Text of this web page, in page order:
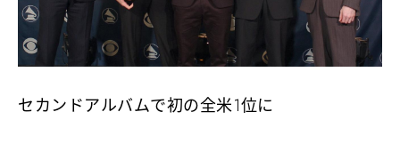
セカンドアルバムで初の全米1位に